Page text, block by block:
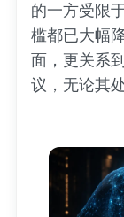
的一方受限
槛都已大幅
面，更关系
议，无论其